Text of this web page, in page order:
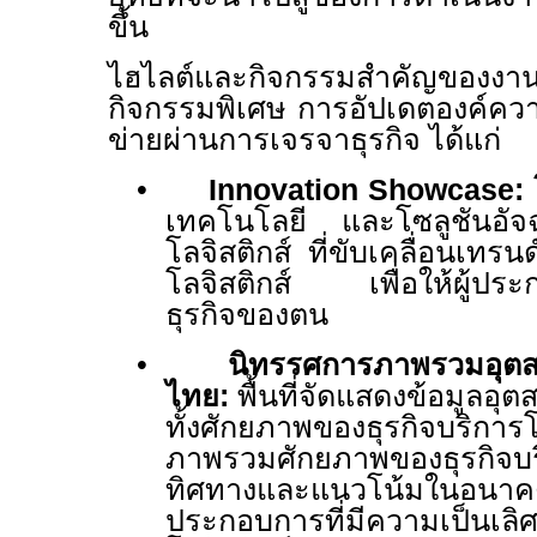
ขึ้น
ไฮไลต์และกิจกรรมสำคัญของ
กิจกรรมพิเศษ การอัปเดตองค์คว
ข่ายผ่านการเจรจาธุรกิจ ได้แก่
•
Innovation Showcase:
เทคโนโลยี และโซลูชันอัจ
โลจิสติกส์ ที่ขับเคลื่อนเทรน
โลจิสติกส์ เพื่อให้ผู้ประก
ธุรกิจของตน
•
นิทรรศการภาพรวมอุต
ไทย: พื้นที่จัดแสดงข้อมูลอุต
ทั้งศักยภาพของธุรกิจบริก
ภาพรวมศักยภาพของธุรกิจ
ทิศทางและแนวโน้มในอน
ประกอบการที่มีความเป็นเลิ